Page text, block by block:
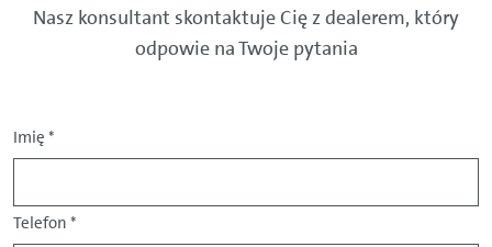
Nasz konsultant skontaktuje Cię z dealerem, który
odpowie na Twoje pytania
Imię *
Telefon *